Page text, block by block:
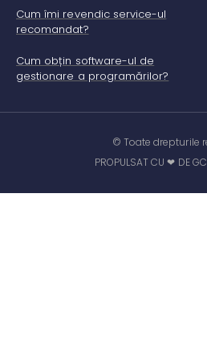
Cum îmi revendic service-ul
recomandat?
Cum obțin software-ul de
gestionare a programărilor?
© Toate drepturile
PROPULSAT CU ❤ DE